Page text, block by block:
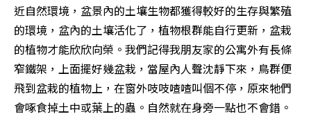
近自然環境，盆景內的土壤生物都獲得較好的生存與繁殖
的環境，盆內的土壤活化了，植物根群能自行更新，盆栽
的植物才能欣欣向榮。我們記得我朋友家的公寓外有長條
窄鐵架，上面擺好幾盆栽，當屋內人聲沈靜下來，鳥群便
飛到盆栽的植物上，在窗外吱吱喳喳叫個不停，原來牠們
會啄食掉土中或葉上的蟲。自然就在身旁一點也不會錯。